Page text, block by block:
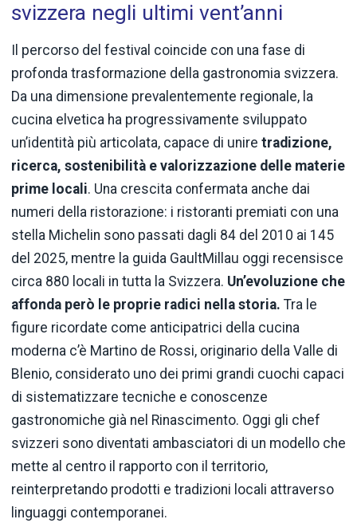
svizzera negli ultimi vent’anni
Il percorso del festival coincide con una fase di
profonda trasformazione della gastronomia svizzera.
Da una dimensione prevalentemente regionale, la
cucina elvetica ha progressivamente sviluppato
un’identità più articolata, capace di unire tradizione,
ricerca, sostenibilità e valorizzazione delle materie
prime locali. Una crescita confermata anche dai
numeri della ristorazione: i ristoranti premiati con una
stella Michelin sono passati dagli 84 del 2010 ai 145
del 2025, mentre la guida GaultMillau oggi recensisce
circa 880 locali in tutta la Svizzera. Un’evoluzione che
affonda però le proprie radici nella storia. Tra le
figure ricordate come anticipatrici della cucina
moderna c’è Martino de Rossi, originario della Valle di
Blenio, considerato uno dei primi grandi cuochi capaci
di sistematizzare tecniche e conoscenze
gastronomiche già nel Rinascimento. Oggi gli chef
svizzeri sono diventati ambasciatori di un modello che
mette al centro il rapporto con il territorio,
reinterpretando prodotti e tradizioni locali attraverso
linguaggi contemporanei.